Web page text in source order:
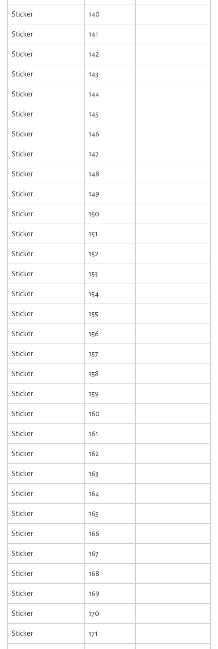
Sticker 140
Sticker 141
Sticker 142
Sticker 143
Sticker 144
Sticker 145
Sticker 146
Sticker 147
Sticker 148
Sticker 149
Sticker 150
Sticker 151
Sticker 152
Sticker 153
Sticker 154
Sticker 155
Sticker 156
Sticker 157
Sticker 158
Sticker 159
Sticker 160
Sticker 161
Sticker 162
Sticker 163
Sticker 164
Sticker 165
Sticker 166
Sticker 167
Sticker 168
Sticker 169
Sticker 170
Sticker 171